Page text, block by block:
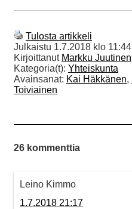
Tulosta artikkeli
Julkaistu 1.7.2018 klo 11:44
Kirjoittanut Markku Juutinen
Kategoria(t): Yhteiskunta
Avainsanat: Kai Häkkänen,
Toiviainen
26 kommenttia
Leino Kimmo
1.7.2018 21:17